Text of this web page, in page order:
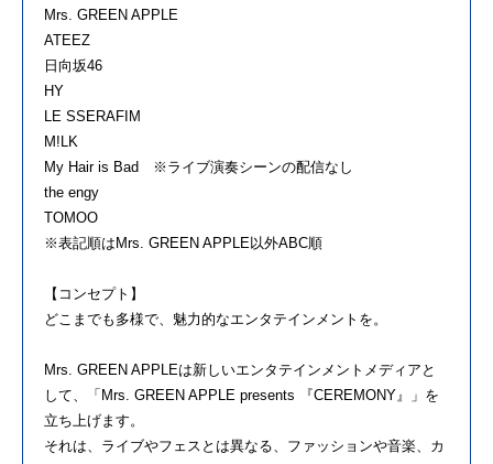
Mrs. GREEN APPLE
ATEEZ
日向坂46
HY
LE SSERAFIM
M!LK
My Hair is Bad ※ライブ演奏シーンの配信なし
the engy
TOMOO
※表記順はMrs. GREEN APPLE以外ABC順
【コンセプト】
どこまでも多様で、魅力的なエンタテインメントを。
Mrs. GREEN APPLEは新しいエンタテインメントメディアと
して、「Mrs. GREEN APPLE presents 『CEREMONY』」を
立ち上げます。
それは、ライブやフェスとは異なる、ファッションや音楽、カ